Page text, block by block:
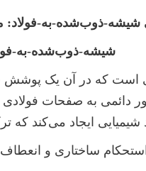
به-فولاد: مزیت اصلی
شیشه-ذوب‌شده-به-فولاد چیست؟
استحکام ساختاری و انعطاف‌پذیری فولاد